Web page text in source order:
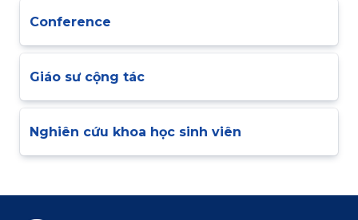
Conference
Giáo sư cộng tác
Nghiên cứu khoa học sinh viên